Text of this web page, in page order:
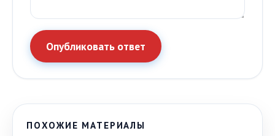
Опубликовать ответ
ПОХОЖИЕ МАТЕРИАЛЫ